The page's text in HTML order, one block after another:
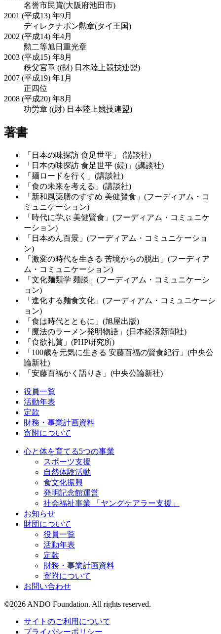
名誉市民賞(大阪府池田市)
2001 (平成13) 年9月
ディレクナポン勲章(タイ王国)
2002 (平成14) 年4月
勲二等旭日重光章
2003 (平成15) 年8月
秩父宮章 ((財) 日本陸上競技連盟)
2007 (平成19) 年1月
正四位
2008 (平成20) 年8月
功労章 ((財) 日本陸上競技連盟)
著書
「日本の味探訪 食足世平」 (講談社)
「日本の味探訪 食足世平 (続)」(講談社)
「麺ロードを行く」(講談社)
「食の未来を考える」(講談社)
「新和風薬膳のすすめ 美健賢食」(フーディアム・コ
ミュニケーション)
「時代に学ぶ 美健賢食」(フーディアム・コミュニケ
ーション)
「日本めん百景」(フーディアム・コミュニケーショ
ン)
「激変の時代を生きる 苦境からの脱出」(フーディア
ム・コミュニケーション)
「文化麺類学 麺談」(フーディアム・コミュニケーシ
ョン)
「進化する麺食文化」(フーディアム・コミュニケーシ
ョン)
「食は時代とともに」(旭屋出版)
「魔法のラーメン発明物語」(日本経済新聞社)
「食欲礼賛」(PHP研究所)
「100歳を元気に生きる 安藤百福の賢食紀行」(中央公
論新社)
「安藤百福かく語りき」(中央公論新社)
役員一覧
活動年表
定款
財務・事業計画資料
寄附について
心と体を育てる5つの事業
スポーツ支援
自然体験活動
食文化振興
発明記念館運営
社会福祉事業 「ヤングケアラー支援」
お知らせ
財団について
役員一覧
活動年表
定款
財務・事業計画資料
寄附について
お問い合わせ
©2026 ANDO Foundation. All rights reserved.
サイトのご利用について
プライバシーポリシー